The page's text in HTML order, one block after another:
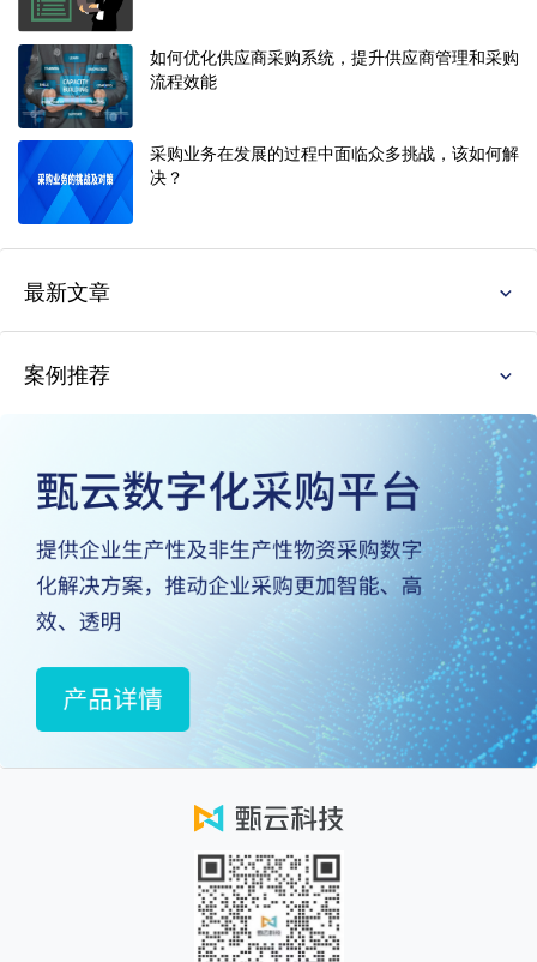
如何优化供应商采购系统，提升供应商管理和采购
流程效能
采购业务在发展的过程中面临众多挑战，该如何解
决？
最新文章
案例推荐